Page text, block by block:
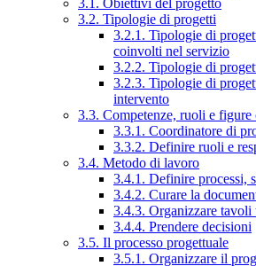
3.1. Obiettivi del progetto
3.2. Tipologie di progetti
3.2.1. Tipologie di
coinvolti nel servizio
3.2.2. Tipologie di
3.2.3. Tipologie di
intervento
3.3. Competenze, ruoli e
3.3.1. Coordinatore di
3.3.2. Definire ruoli e
3.4. Metodo di lavoro
3.4.1. Definire processi,
3.4.2. Curare la
3.4.3. Organizzare
3.4.4. Prendere decisioni
3.5. Il processo progettuale
3.5.1. Organizzare il